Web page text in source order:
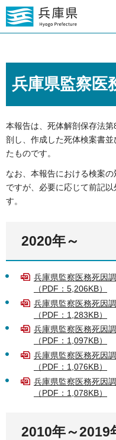
兵庫県監察医
本報告は、死体解剖保存法
剖し、作成した死体検案書
たものです。
なお、本報告における検案
ですが、必要に応じて前記
す。
2020年～
兵庫県監察医務死因
（PDF：5,206KB）
兵庫県監察医務死因
（PDF：1,283KB）
兵庫県監察医務死因
（PDF：1,097KB）
兵庫県監察医務死因
（PDF：1,076KB）
兵庫県監察医務死因
（PDF：1,078KB）
2010年～2019